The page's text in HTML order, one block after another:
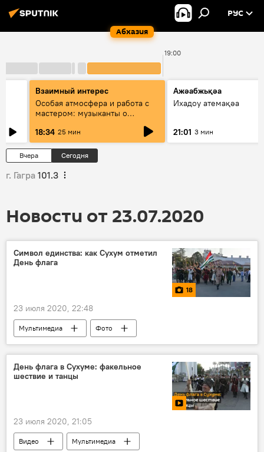
Абхазия
РУС
19:00
Взаимный интерес
Особая атмосфера и работа с
мастером: музыканты о
18:34 25 мин
Ажәабжьқәа
Ихадоу атемақәа
21:01 3 мин
Вчера Сегодня
г. Гагра 101.3
Новости от 23.07.2020
Символ единства: как Сухум отметил
День флага
18
23 июля 2020, 22:48
Мультимедиа Фото
День флага в Сухуме: факельное
шествие и танцы
23 июля 2020, 21:05
Видео Мультимедиа